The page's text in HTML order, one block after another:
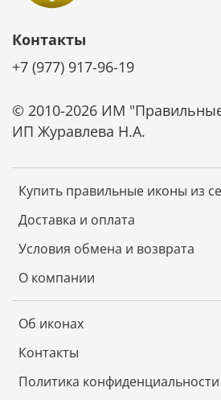
Купить правильные иконы из
Доставка и оплата
Условия обмена и возврата
О компании
Об иконах
Контакты
Политика конфиденциальности
Контакты
+7 (977) 917-96-19
© 2010-2026 ИМ
ИП Журавлева Н.А.